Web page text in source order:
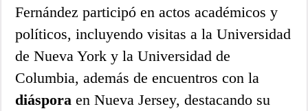
Fernández participó en actos académicos y
políticos, incluyendo visitas a la Universidad
de Nueva York y la Universidad de
Columbia, además de encuentros con la
diáspora en Nueva Jersey, destacando su